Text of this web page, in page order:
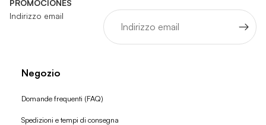
PROMOCIONES
Indirizzo email
Negozio
Domande frequenti (FAQ)
Spedizioni e tempi di consegna